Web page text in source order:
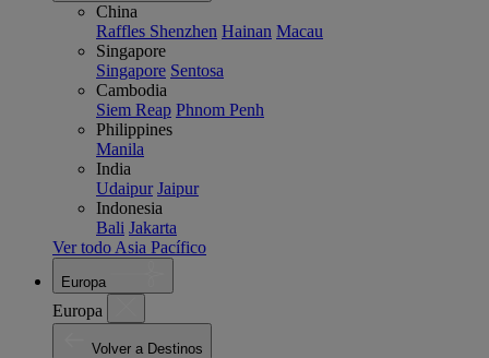
China
Raffles Shenzhen Hainan Macau
Singapore
Singapore Sentosa
Cambodia
Siem Reap Phnom Penh
Philippines
Manila
India
Udaipur Jaipur
Indonesia
Bali Jakarta
Ver todo Asia Pacífico
Europa
Europa
Volver a Destinos